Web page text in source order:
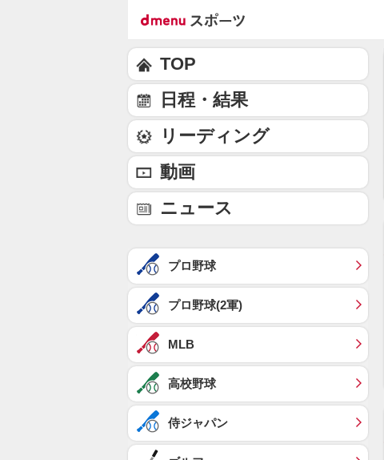
TOP
日程・結果
リーディング
動画
ニュース
プロ野球
プロ野球(2軍)
MLB
高校野球
侍ジャパン